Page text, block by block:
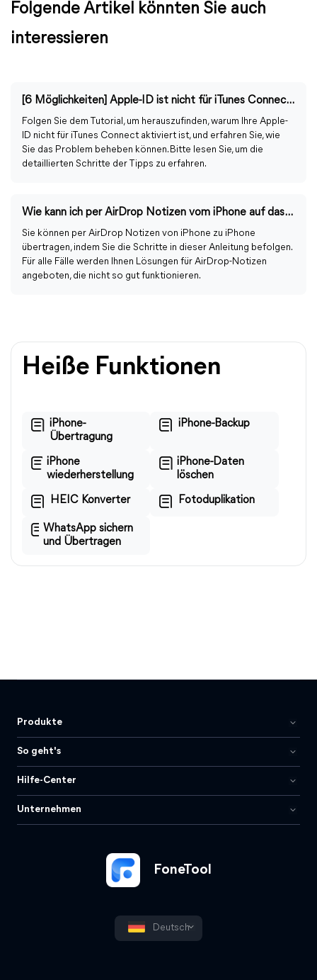
Folgende Artikel könnten Sie auch
interessieren
[6 Möglichkeiten] Apple-ID ist nicht für iTunes Connect aktiviert
Folgen Sie dem Tutorial, um herauszufinden, warum Ihre Apple-
ID nicht für iTunes Connect aktiviert ist, und erfahren Sie, wie
Sie das Problem beheben können. Bitte lesen Sie, um die
detaillierten Schritte der Tipps zu erfahren.
Wie kann ich per AirDrop Notizen vom iPhone auf das iPhone übertragen?
Sie können per AirDrop Notizen von iPhone zu iPhone
übertragen, indem Sie die Schritte in dieser Anleitung befolgen.
Für alle Fälle werden Ihnen Lösungen für AirDrop-Notizen
angeboten, die nicht so gut funktionieren.
Heiße Funktionen
iPhone-
Übertragung
iPhone-Backup
iPhone
wiederherstellung
iPhone-Daten
löschen
HEIC Konverter Fotoduplikation
WhatsApp sichern
und Übertragen
FoneTool
Deutsch
Produkte
So geht's
Hilfe-Center
Unternehmen